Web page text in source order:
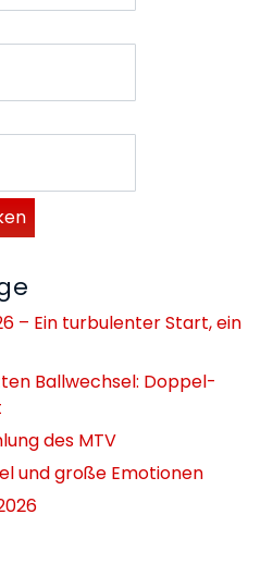
– Ein turbulenter Start, ein
Ballwechsel: Doppel-
des MTV
und große Emotionen